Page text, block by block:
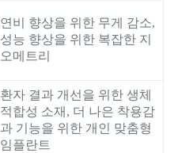
연비 향상을 위한 무게 감소,
성능 향상을 위한 복잡한 지
오메트리
환자 결과 개선을 위한 생체
적합성 소재, 더 나은 착용감
과 기능을 위한 개인 맞춤형
임플란트